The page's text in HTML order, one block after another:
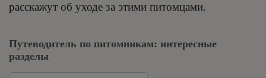
расскажут об уходе за этими питомцами.
Путеводитель по питомникам: интересные
разделы